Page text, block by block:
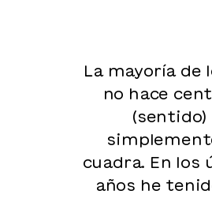
La mayoría de
no hace
(sentido)
cuadra. En los
años he